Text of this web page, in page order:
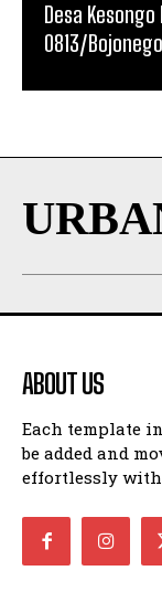
Desa
0813/
ABOUT US
Each template
be added and
effortlessly